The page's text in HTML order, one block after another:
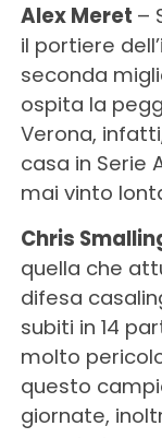
Alex Meret –
il portiere
seconda
ospita la
Verona,
casa in Serie
mai vinto
Chris
quella che
difesa
subiti in 14
molto
questo
giornate,